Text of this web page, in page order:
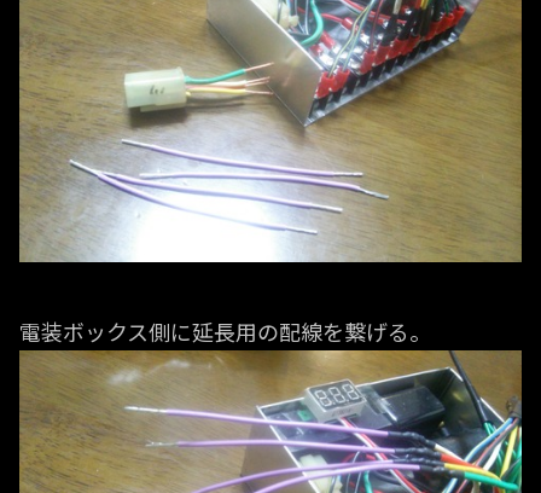
電装ボックス側に延長用の配線を繋げる。